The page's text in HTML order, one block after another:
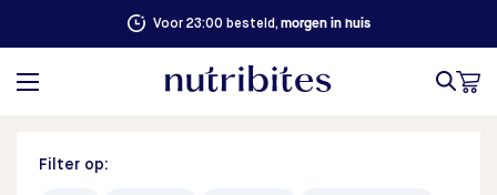
Voor 23:00 besteld, morgen in huis
Filter op: